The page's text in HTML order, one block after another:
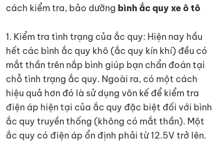
cách kiểm tra, bảo dưỡng bình ắc quy xe ô tô
1. Kiểm tra tình trạng của ắc quy: Hiện nay hầu
hết các bình ắc quy khô (ắc quy kín khí) đều có
mắt thần trên nắp bình giúp bạn chẩn đoán tại
chỗ tình trạng ắc quy. Ngoài ra, có một cách
hiệu quả hơn đó là sử dụng vôn kế để kiểm tra
điện áp hiện tại của ắc quy đặc biệt đối với bình
ắc quy truyền thống (không có mắt thần). Một
ắc quy có điện áp ổn định phải từ 12.5V trở lên.